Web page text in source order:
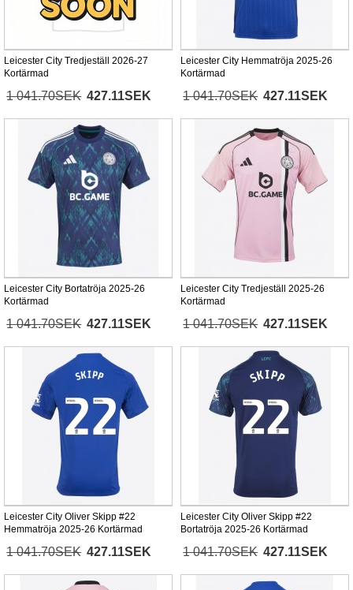
Leicester City Tredjeställ 2026-27
Kortärmad
1 041.70SEK 427.11SEK
Leicester City Hemmatröja 2025-26
Kortärmad
1 041.70SEK 427.11SEK
Leicester City Bortatröja 2025-26
Kortärmad
1 041.70SEK 427.11SEK
Leicester City Tredjeställ 2025-26
Kortärmad
1 041.70SEK 427.11SEK
Leicester City Oliver Skipp #22
Hemmatröja 2025-26 Kortärmad
1 041.70SEK 427.11SEK
Leicester City Oliver Skipp #22
Bortatröja 2025-26 Kortärmad
1 041.70SEK 427.11SEK